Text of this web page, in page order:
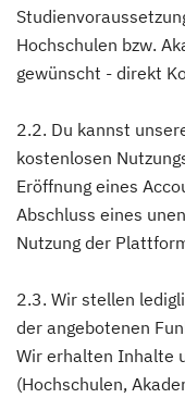
Hochschulen bzw.
gewünscht - direkt
2.2. Du kannst
kostenlosen
Eröffnung eines
Abschluss eines
Nutzung der
2.3. Wir stellen
der angebotenen
Wir erhalten Inhalte
(Hochschulen,